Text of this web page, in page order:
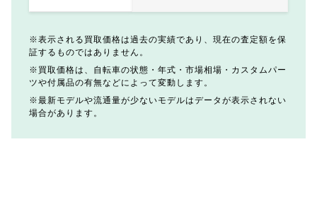
表示される買取価格は過去の実績であり、現在の査定額を保
証するものではありません。
買取価格は、自転車の状態・年式・市場相場・カスタムパー
ツや付属品の有無などによって変動します。
最新モデルや流通量が少ないモデルはデータが表示されない
場合があります。